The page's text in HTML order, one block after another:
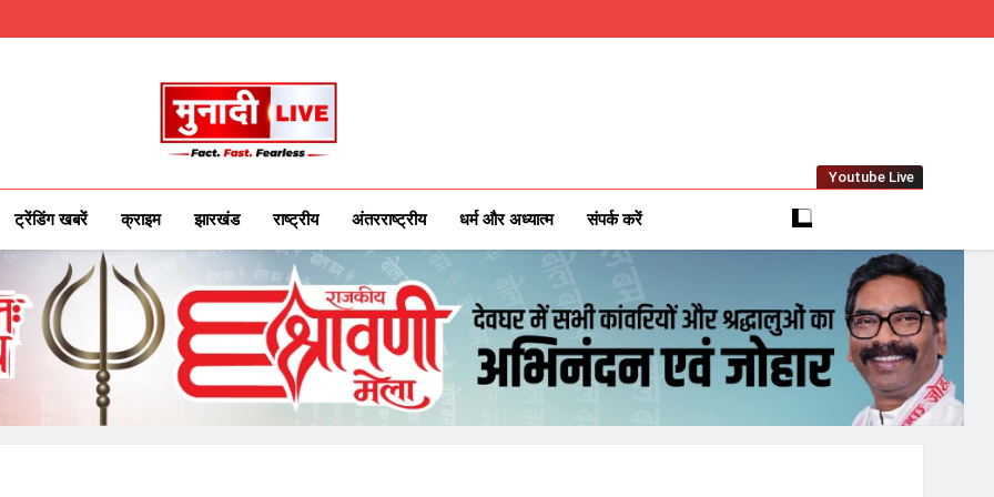
Munadilive.com
Munadi Live – Jharkhand's Leading Local News Network
Youtube Live
ट्रेंडिंग खबरें क्राइम झारखंड राष्ट्रीय अंतरराष्ट्रीय धर्म और अध्यात्म संपर्क करें